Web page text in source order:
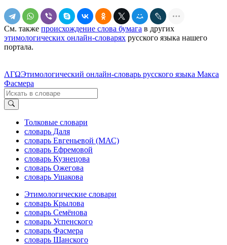
См. также происхождение слова бумага в других
этимологических онлайн-словарях русского языка нашего
портала.
ΛΓΩЭтимологический онлайн-словарь русского языка Макса
Фасмера
Толковые словари
словарь Даля
словарь Евгеньевой (МАС)
словарь Ефремовой
словарь Кузнецова
словарь Ожегова
словарь Ушакова
Этимологические словари
словарь Крылова
словарь Семёнова
словарь Успенского
словарь Фасмера
словарь Шанского